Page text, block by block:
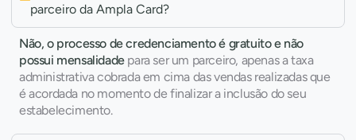
parceiro da Ampla Card?
Não, o processo de credenciamento é gratuito e não
possui mensalidadepara ser um parceiro, apenas a taxa
administrativa cobrada em cima das vendas realizadas que
é acordada no momento de finalizar a inclusão do seu
estabelecimento.